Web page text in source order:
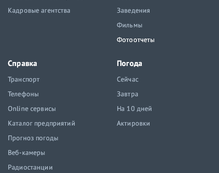
Кадровые агентства
Заведения
Фильмы
Фотоотчеты
Справка
Транспорт
Телефоны
Online сервисы
Каталог предприятий
Прогноз погоды
Веб-камеры
Радиостанции
Погода
Сейчас
Завтра
На 10 дней
Актировки